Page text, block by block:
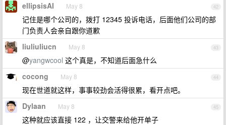
42
ellipsisAI May 8
记住是哪个公司的，拨打 12345 投诉电话，后面他们公司的部
门负责人会亲自跟你道歉
43
liuliuliucn May 8
@yangwcool 这个真是，不知道后面急什么
44
cocong May 8
现在世道就这样，事事较劲会活得很累，看开点吧。
45
Dylaan May 8
这种就应该直接 122 ，让交警来给他开单子